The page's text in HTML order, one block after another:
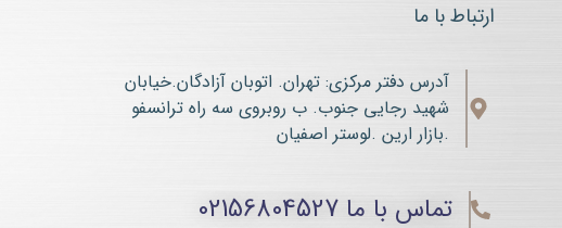
ارتباط با ما
آدرس دفتر مرکزی: تهران. اتوبان آزادگان.خیابان
شهید رجایی جنوب. ب روبروی سه راه ترانسفو
.بازار ارین .لوستر اصفیان
تماس با ما 02156804527